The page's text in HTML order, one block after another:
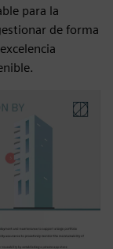
para la
de forma